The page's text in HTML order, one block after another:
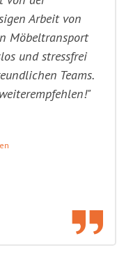
Arbeit von
Möbeltransport
und stressfrei
Teams.